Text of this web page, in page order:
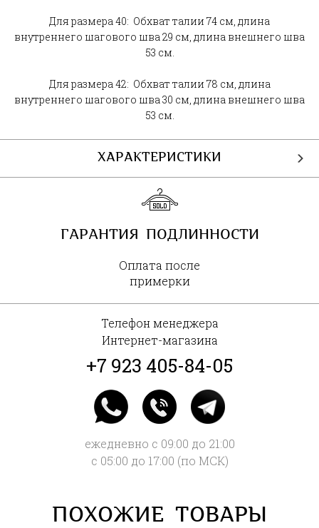
Для размера 40: Обхват талии 74 см, длина
внутреннего шагового шва 29 см, длина внешнего шва
53 см.
Для размера 42: Обхват талии 78 см, длина
внутреннего шагового шва 30 см, длина внешнего шва
53 см.
ХАРАКТЕРИСТИКИ
ГАРАНТИЯ ПОДЛИННОСТИ
Оплата после
примерки
Телефон менеджера
Интернет-магазина
+7 923 405-84-05
ежедневно с 09:00 до 21:00
с 05:00 до 17:00 (по МСК)
ПОХОЖИЕ ТОВАРЫ